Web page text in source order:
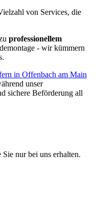
von Services, die
professionellem
- wir kümmern
in Offenbach am Main
unser
sichere Beförderung all
nur bei uns erhalten.